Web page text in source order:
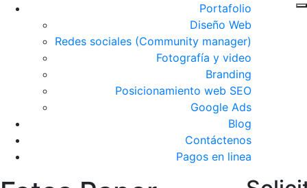
Portafolio
Diseño Web
Redes sociales (Community manager)
Fotografía y video
Branding
Posicionamiento web SEO
Google Ads
Blog
Contáctenos
Pagos en linea